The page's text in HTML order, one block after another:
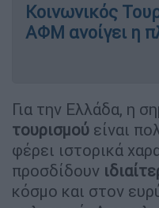
Κοινωνικός
ΑΦΜ ανοίγει η
Για την Ελλάδα, η
τουρισμού είναι
φέρει ιστορικά
προσδίδουν
κόσμο και στον